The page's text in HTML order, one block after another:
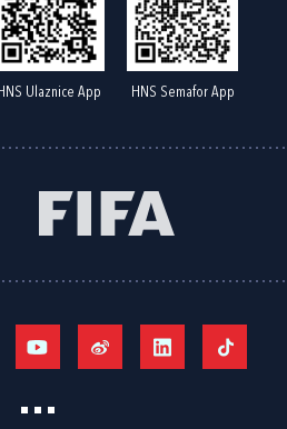
HNS Ulaznice App HNS Semafor App